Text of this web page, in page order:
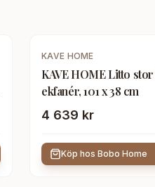
KAVE HOME
KAVE HOME Litto
ekfanér, 101 x 38 cm
4 639 kr
Köp hos Bobo Home